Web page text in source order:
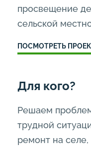
просвещение
сельской
ПОСМОТРЕТЬ
Для кого?
Решаем
трудной
ремонт на